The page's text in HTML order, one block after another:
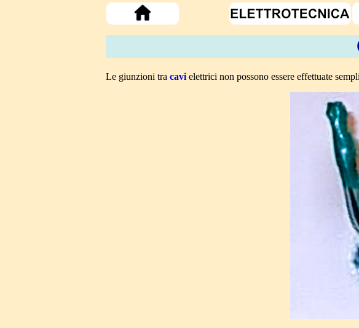
Le giunzioni tra cavi elettrici non possono essere effettuate